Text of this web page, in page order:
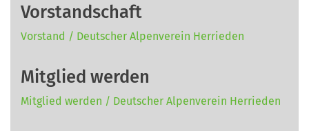
Vorstandschaft
Vorstand / Deutscher Alpenverein Herrieden
Mitglied werden
Mitglied werden / Deutscher Alpenverein Herrieden